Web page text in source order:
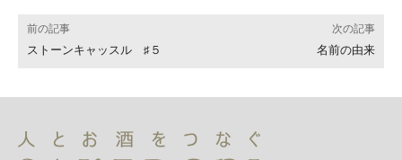
前の記事
ストーンキャッスル ♯５
次の記事
名前の由来